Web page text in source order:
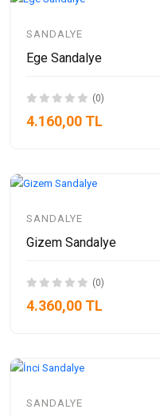
SANDALYE
Ege Sandalye
(0)
4.160,00 TL
SANDALYE
Gizem Sandalye
(0)
4.360,00 TL
SANDALYE